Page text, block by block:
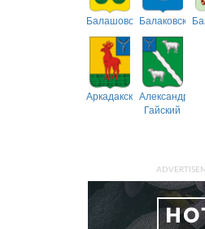
БалашовскийБалаковский
АркадакскийАлександрово-
Гайский